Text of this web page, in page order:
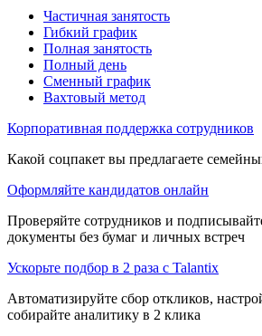
Частичная занятость
Гибкий график
Полная занятость
Полный день
Сменный график
Вахтовый метод
Корпоративная поддержка сотрудников
Какой соцпакет вы предлагаете
Оформляйте кандидатов онлайн
Проверяйте сотрудников и
документы без бумаг и личных встреч
Ускорьте подбор в 2 раза с Talantix
Автоматизируйте сбор откликов,
собирайте аналитику в 2 клика